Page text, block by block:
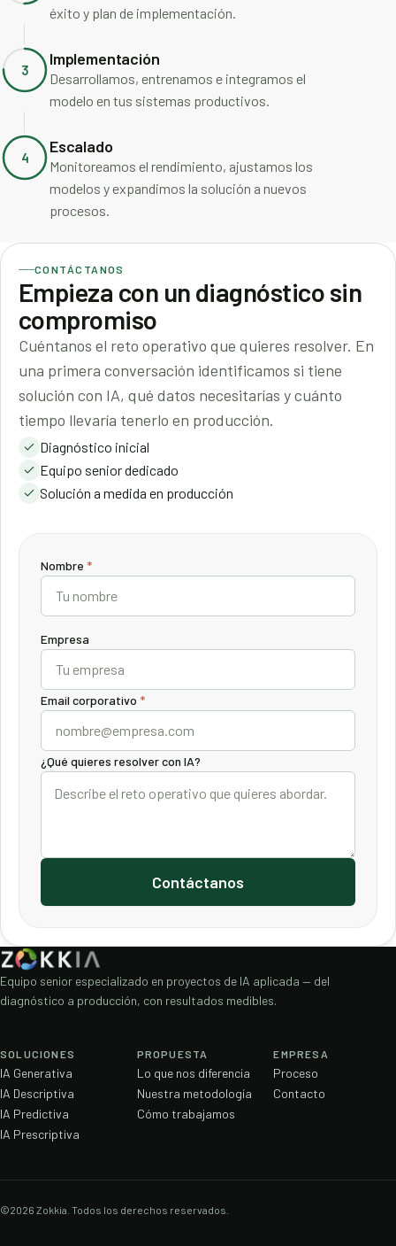
éxito y plan de implementación.
3
Implementación
Desarrollamos, entrenamos e integramos el
modelo en tus sistemas productivos.
4
Escalado
Monitoreamos el rendimiento, ajustamos los
modelos y expandimos la solución a nuevos
procesos.
CONTÁCTANOS
Empieza con un diagnóstico sin
compromiso
Cuéntanos el reto operativo que quieres resolver. En
una primera conversación identificamos si tiene
solución con IA, qué datos necesitarías y cuánto
tiempo llevaría tenerlo en producción.
Diagnóstico inicial
Equipo senior dedicado
Solución a medida en producción
Nombre *
Empresa
Email corporativo *
¿Qué quieres resolver con IA?
Contáctanos
Equipo senior especializado en proyectos de IA aplicada — del
diagnóstico a producción, con resultados medibles.
SOLUCIONES
IA Generativa
IA Descriptiva
IA Predictiva
IA Prescriptiva
PROPUESTA
Lo que nos diferencia
Nuestra metodología
Cómo trabajamos
EMPRESA
Proceso
Contacto
©2026 Zokkia. Todos los derechos reservados.